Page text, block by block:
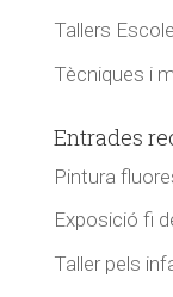
Tallers
Tècniques i
Entrades
Pintura
Exposició fi
Taller pels